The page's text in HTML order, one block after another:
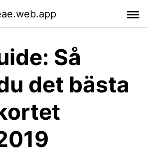
Så
det bästa